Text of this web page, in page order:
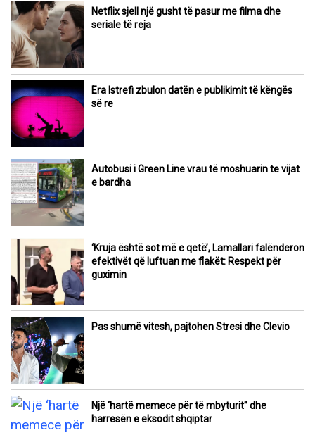
Netflix sjell një gusht të pasur me filma dhe
seriale të reja
Era Istrefi zbulon datën e publikimit të këngës
së re
Autobusi i Green Line vrau të moshuarin te vijat
e bardha
‘Kruja është sot më e qetë’, Lamallari falënderon
efektivët që luftuan me flakët: Respekt për
guximin
Pas shumë vitesh, pajtohen Stresi dhe Clevio
Një ‘hartë memece për të mbyturit” dhe
harresën e eksodit shqiptar